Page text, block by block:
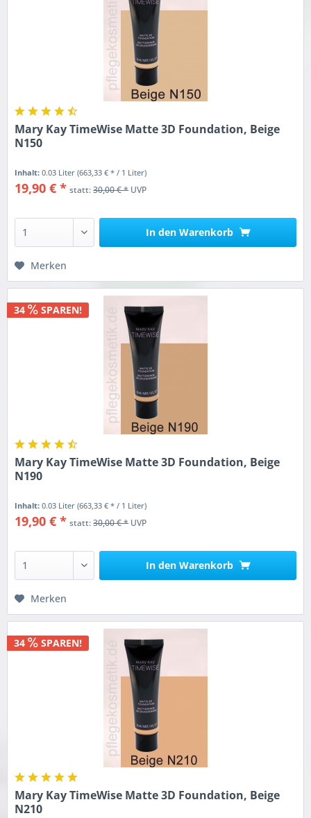
Mary Kay TimeWise Matte 3D Foundation, Beige
N150
Inhalt:0.03 Liter(663,33 € * / 1 Liter)
19,90 € * statt:30,00 € *UVP
In den Warenkorb
Merken
34 SPAREN!
Mary Kay TimeWise Matte 3D Foundation, Beige
N190
Inhalt:0.03 Liter(663,33 € * / 1 Liter)
19,90 € * statt:30,00 € *UVP
In den Warenkorb
Merken
34 SPAREN!
Mary Kay TimeWise Matte 3D Foundation, Beige
N210